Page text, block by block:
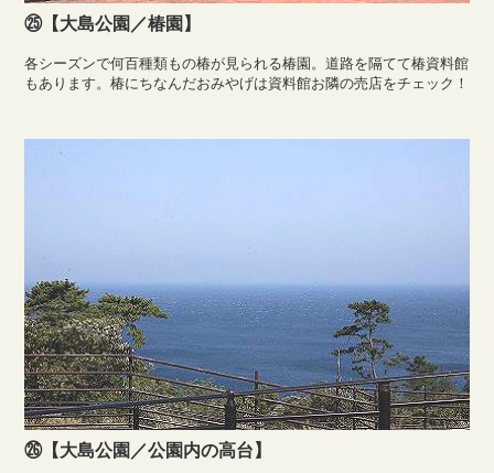
㉕【大島公園／椿園】
各シーズンで何百種類もの椿が見られる椿園。道路を隔てて椿資料館
もあります。椿にちなんだおみやげは資料館お隣の売店をチェック！
㉖【大島公園／公園内の高台】